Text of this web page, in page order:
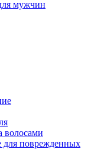
мужчин
волосами
для поврежденных